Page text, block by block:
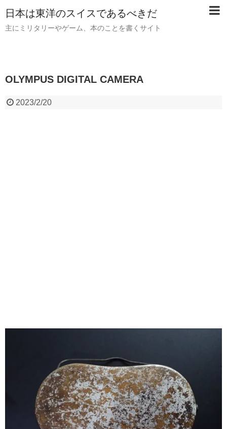
日本は東洋のスイスであるべきだ
主にミリタリーやゲーム、本のことを書くサイト
OLYMPUS DIGITAL CAMERA
2023/2/20